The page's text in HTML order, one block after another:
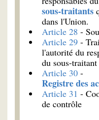
sous-traitants
dans l'Union.
Article 28 -
Article 29 -
l'autorité du
du sous-traitant
Article 30 -
Registre des
Article 31 -
de contrôle